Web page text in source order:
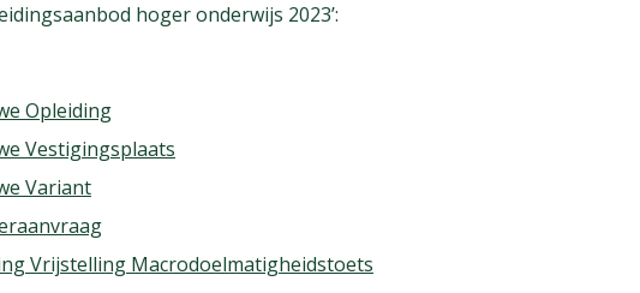
hoger onderwijs 2023’:
Opleiding
Vestigingsplaats
Variant
Vrijstelling Macrodoelmatigheidstoets